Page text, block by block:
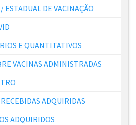
DE VACINAÇÃO
E QUANTITATIVOS
VACINAS ADMINISTRADAS
ADQUIRIDAS
ADQUIRIDOS